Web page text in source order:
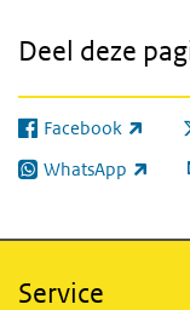
Deel deze
Facebook
(externe link)
WhatsApp
(externe link)
Service